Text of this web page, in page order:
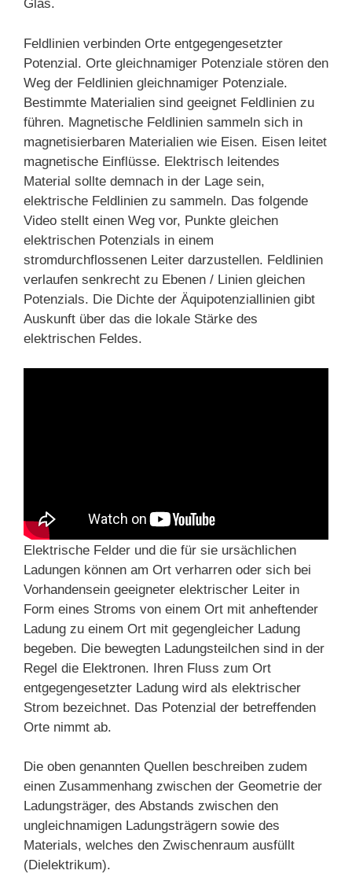
Glas.
Feldlinien verbinden Orte entgegengesetzter
Potenzial. Orte gleichnamiger Potenziale stören den
Weg der Feldlinien gleichnamiger Potenziale.
Bestimmte Materialien sind geeignet Feldlinien zu
führen. Magnetische Feldlinien sammeln sich in
magnetisierbaren Materialien wie Eisen. Eisen leitet
magnetische Einflüsse. Elektrisch leitendes
Material sollte demnach in der Lage sein,
elektrische Feldlinien zu sammeln. Das folgende
Video stellt einen Weg vor, Punkte gleichen
elektrischen Potenzials in einem
stromdurchflossenen Leiter darzustellen. Feldlinien
verlaufen senkrecht zu Ebenen / Linien gleichen
Potenzials. Die Dichte der Äquipotenziallinien gibt
Auskunft über das die lokale Stärke des
elektrischen Feldes.
Elektrische Felder und die für sie ursächlichen
Ladungen können am Ort verharren oder sich bei
Vorhandensein geeigneter elektrischer Leiter in
Form eines Stroms von einem Ort mit anheftender
Ladung zu einem Ort mit gegengleicher Ladung
begeben. Die bewegten Ladungsteilchen sind in der
Regel die Elektronen. Ihren Fluss zum Ort
entgegengesetzter Ladung wird als elektrischer
Strom bezeichnet. Das Potenzial der betreffenden
Orte nimmt ab.
Die oben genannten Quellen beschreiben zudem
einen Zusammenhang zwischen der Geometrie der
Ladungsträger, des Abstands zwischen den
ungleichnamigen Ladungsträgern sowie des
Materials, welches den Zwischenraum ausfüllt
(Dielektrikum).